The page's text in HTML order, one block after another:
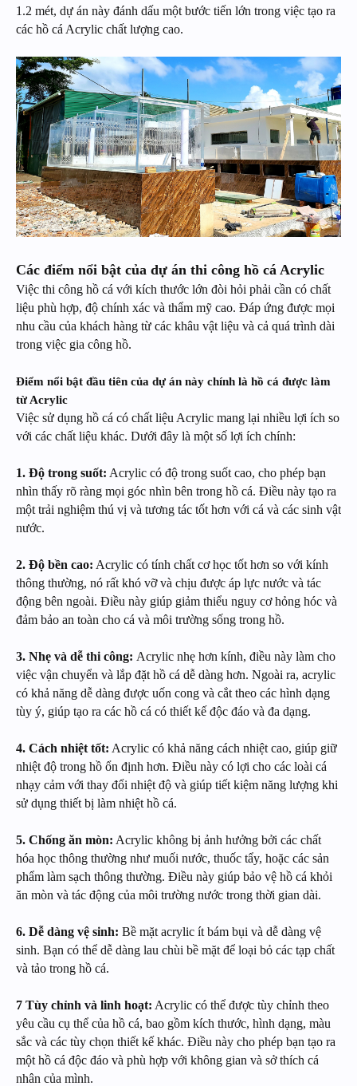
1.2 mét, dự án này đánh dấu một bước tiến lớn trong việc tạo ra
các hồ cá Acrylic chất lượng cao.
Các điểm nổi bật của dự án thi công hồ cá Acrylic
Việc thi công hồ cá với kích thước lớn đòi hỏi phải cần có chất
liệu phù hợp, độ chính xác và thẩm mỹ cao. Đáp ứng được mọi
nhu cầu của khách hàng từ các khâu vật liệu và cả quá trình dài
trong việc gia công hồ.
Điểm nổi bật đầu tiên của dự án này chính là hồ cá được làm
từ Acrylic
Việc sử dụng hồ cá có chất liệu Acrylic mang lại nhiều lợi ích so
với các chất liệu khác. Dưới đây là một số lợi ích chính:
1. Độ trong suốt: Acrylic có độ trong suốt cao, cho phép bạn
nhìn thấy rõ ràng mọi góc nhìn bên trong hồ cá. Điều này tạo ra
một trải nghiệm thú vị và tương tác tốt hơn với cá và các sinh vật
nước.
2. Độ bền cao: Acrylic có tính chất cơ học tốt hơn so với kính
thông thường, nó rất khó vỡ và chịu được áp lực nước và tác
động bên ngoài. Điều này giúp giảm thiểu nguy cơ hỏng hóc và
đảm bảo an toàn cho cá và môi trường sống trong hồ.
3. Nhẹ và dễ thi công: Acrylic nhẹ hơn kính, điều này làm cho
việc vận chuyển và lắp đặt hồ cá dễ dàng hơn. Ngoài ra, acrylic
có khả năng dễ dàng được uốn cong và cắt theo các hình dạng
tùy ý, giúp tạo ra các hồ cá có thiết kế độc đáo và đa dạng.
4. Cách nhiệt tốt: Acrylic có khả năng cách nhiệt cao, giúp giữ
nhiệt độ trong hồ ổn định hơn. Điều này có lợi cho các loài cá
nhạy cảm với thay đổi nhiệt độ và giúp tiết kiệm năng lượng khi
sử dụng thiết bị làm nhiệt hồ cá.
5. Chống ăn mòn: Acrylic không bị ảnh hưởng bởi các chất
hóa học thông thường như muối nước, thuốc tẩy, hoặc các sản
phẩm làm sạch thông thường. Điều này giúp bảo vệ hồ cá khỏi
ăn mòn và tác động của môi trường nước trong thời gian dài.
6. Dễ dàng vệ sinh: Bề mặt acrylic ít bám bụi và dễ dàng vệ
sinh. Bạn có thể dễ dàng lau chùi bề mặt để loại bỏ các tạp chất
và tảo trong hồ cá.
7 Tùy chỉnh và linh hoạt: Acrylic có thể được tùy chỉnh theo
yêu cầu cụ thể của hồ cá, bao gồm kích thước, hình dạng, màu
sắc và các tùy chọn thiết kế khác. Điều này cho phép bạn tạo ra
một hồ cá độc đáo và phù hợp với không gian và sở thích cá
nhân của mình.